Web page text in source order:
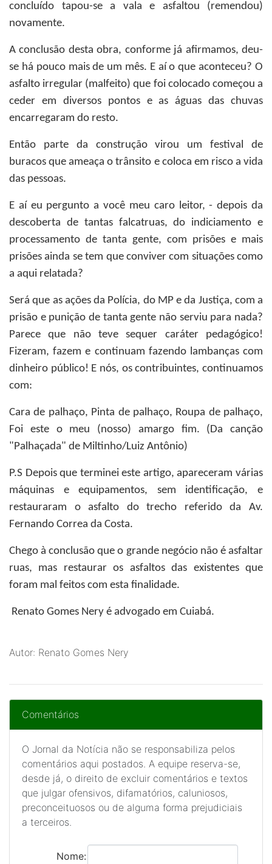
concluído tapou-se a vala e asfaltou (remendou)
novamente.
A conclusão desta obra, conforme já afirmamos, deu-
se há pouco mais de um mês. E aí o que aconteceu? O
asfalto irregular (malfeito) que foi colocado começou a
ceder em diversos pontos e as águas das chuvas
encarregaram do resto.
Então parte da construção virou um festival de
buracos que ameaça o trânsito e coloca em risco a vida
das pessoas.
E aí eu pergunto a você meu caro leitor, - depois da
descoberta de tantas falcatruas, do indiciamento e
processamento de tanta gente, com prisões e mais
prisões ainda se tem que conviver com situações como
a aqui relatada?
Será que as ações da Polícia, do MP e da Justiça, com a
prisão e punição de tanta gente não serviu para nada?
Parece que não teve sequer caráter pedagógico!
Fizeram, fazem e continuam fazendo lambanças com
dinheiro público! E nós, os contribuintes, continuamos
com:
Cara de palhaço, Pinta de palhaço, Roupa de palhaço,
Foi este o meu (nosso) amargo fim. (Da canção
"Palhaçada" de Miltinho/Luiz Antônio)
P.S Depois que terminei este artigo, apareceram várias
máquinas e equipamentos, sem identificação, e
restauraram o asfalto do trecho referido da Av.
Fernando Correa da Costa.
Chego à conclusão que o grande negócio não é asfaltar
ruas, mas restaurar os asfaltos das existentes que
foram mal feitos com esta finalidade.
Renato Gomes Nery é advogado em Cuiabá.
Autor: Renato Gomes Nery
Comentários
O Jornal da Notícia não se responsabiliza pelos
comentários aqui postados. A equipe reserva-se,
desde já, o direito de excluir comentários e textos
que julgar ofensivos, difamatórios, caluniosos,
preconceituosos ou de alguma forma prejudiciais
a terceiros.
Nome: